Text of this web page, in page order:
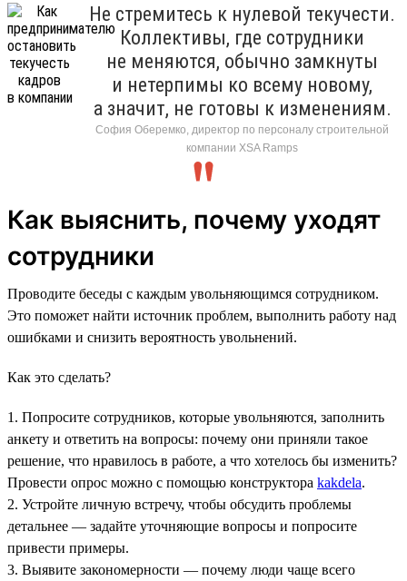
Не стремитесь к нулевой текучести.
Коллективы, где сотрудники
не меняются, обычно замкнуты
и нетерпимы ко всему новому,
а значит, не готовы к изменениям.
София Оберемко, директор по персоналу строительной
компании XSA Ramps
Как выяснить, почему уходят
сотрудники
Проводите беседы с каждым увольняющимся сотрудником.
Это поможет найти источник проблем, выполнить работу над
ошибками и снизить вероятность увольнений.
Как это сделать?
1. Попросите сотрудников, которые увольняются, заполнить
анкету и ответить на вопросы: почему они приняли такое
решение, что нравилось в работе, а что хотелось бы изменить?
Провести опрос можно с помощью конструктора kakdela.
2. Устройте личную встречу, чтобы обсудить проблемы
детальнее — задайте уточняющие вопросы и попросите
привести примеры.
3. Выявите закономерности — почему люди чаще всего